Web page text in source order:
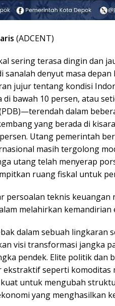
(ADCENT)
sering terasa dingin dan
sanalah denyut masa
jujur tentang kondisi
di bawah 10 persen, atau
dalam
yang berada di
Utang pemerintah
masih tergolong
utang telah menyerap
ruang fiskal untuk
persoalan teknis keuangan
melahirkan kemandirian
dalam sebuah lingkaran
visi transformasi jangka
pendek. Elite politik
ekstraktif seperti
untuk mengubah
yang menghasilkan